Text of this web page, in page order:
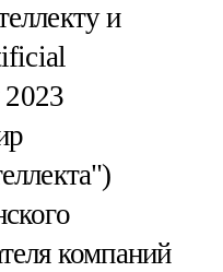
и
компаний